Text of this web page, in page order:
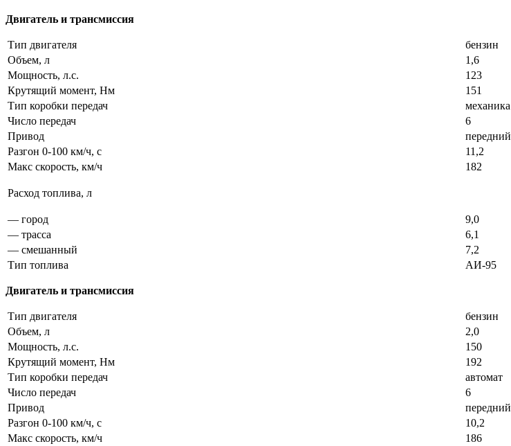
Двигатель и трансмиссия
Тип двигателя бензин
Объем, л
1,6
Мощность, л.с.
123
Крутящий момент, Нм
151
Тип коробки передач
механика
Число передач
6
Привод
передний
Разгон 0-100 км/ч, с
11,2
Макс скорость, км/ч
182
Расход топлива, л
— город 9,0
— трасса
6,1
— смешанный
7,2
Тип топлива
АИ-95
Двигатель и трансмиссия
Тип двигателя бензин
Объем, л
2,0
Мощность, л.с.
150
Крутящий момент, Нм
192
Тип коробки передач
автомат
Число передач
6
Привод
передний
Разгон 0-100 км/ч, с
10,2
Макс скорость, км/ч
186